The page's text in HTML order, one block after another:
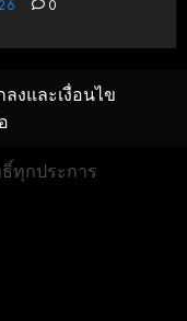
0
งและเงื่อนไข
ทุกประการ